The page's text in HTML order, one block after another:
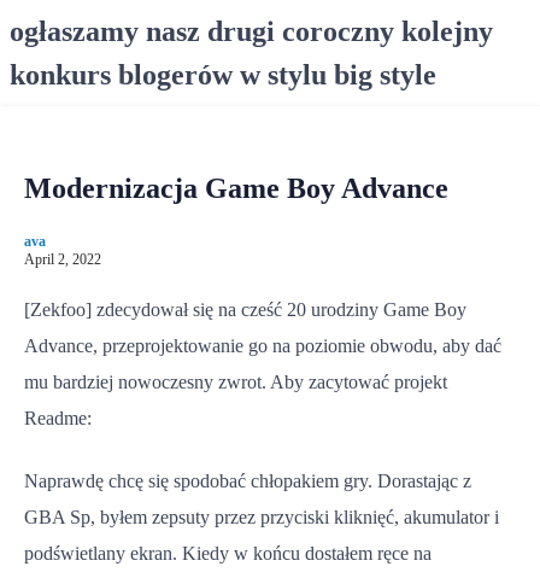
ogłaszamy nasz drugi coroczny kolejny
konkurs blogerów w stylu big style
Modernizacja Game Boy Advance
ava
April 2, 2022
[Zekfoo] zdecydował się na cześć 20 urodziny Game Boy
Advance, przeprojektowanie go na poziomie obwodu, aby dać
mu bardziej nowoczesny zwrot. Aby zacytować projekt
Readme:
Naprawdę chcę się spodobać chłopakiem gry. Dorastając z
GBA Sp, byłem zepsuty przez przyciski kliknięć, akumulator i
podświetlany ekran. Kiedy w końcu dostałem ręce na